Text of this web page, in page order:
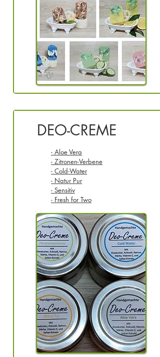
DEO-CREME
- Aloe Vera
- Zitronen-Verbene
- Cold-Water
- Natur Pur
- Sensitiv
- Fresh for Two